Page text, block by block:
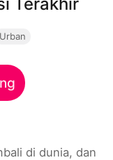
Urban
di dunia, dan